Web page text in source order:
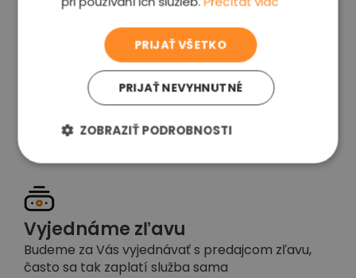
voľba
Garancia spokojnosti
Pokiaľ nebudete s našou prácou spokojní,
Vyjednáme zľavu
Budeme za Vás vyjednávať s predajcom zľavu,
často sa tak zaplatí služba sama
PRIJAŤ VŠETKO
PRIJAŤ NEVYHNUTNÉ
ZOBRAZIŤ PODROBNOSTI